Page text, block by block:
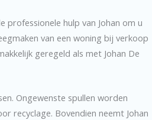
professionele hulp van Johan om u
van een woning bij verkoop
geregeld als met Johan De
Ongewenste spullen worden
recyclage. Bovendien neemt Johan